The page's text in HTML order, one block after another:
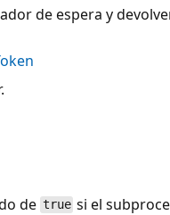
de espera y
de true si el